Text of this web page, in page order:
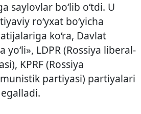
saylovlar bo‘lib o‘tdi. U
ro‘yxat bo‘yicha
ko‘ra, Davlat
yo‘li», LDPR (Rossiya liberal-
KPRF (Rossiya
partiyasi) partiyalari
egalladi.